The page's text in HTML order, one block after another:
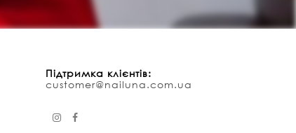
Підтримка клієнтів:
customer@nailuna.com.ua